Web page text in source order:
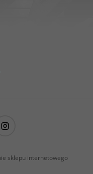
sklepu internetowego